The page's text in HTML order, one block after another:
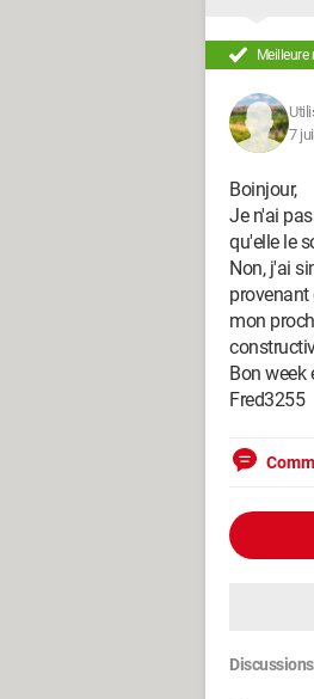
fonction
- que le
utilisateurs
- mais
Option de
- j'ai
partages
- j'ai
- plus
et ça
Merci à
fred3255
Meilleure
7
Boinjour,
Je n'ai
qu'elle le
Non, j'ai
provenant
mon
Bon week
Fred3255